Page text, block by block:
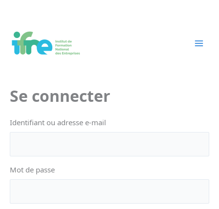
contenu
Se connecter
Identifiant ou adresse e-mail
Mot de passe